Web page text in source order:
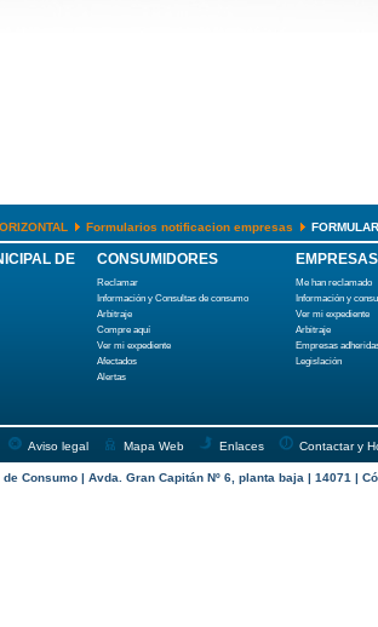
Formularios notificacion empresas
DE
CONSUMIDORES
Reclamar
Información y Consultas de consumo
Arbitraje
Compre aquí
Ver mi expediente
Afectados
Alertas
EMPRESAS
Me han reclamado
Información y
Ver mi expediente
Arbitraje
Empresas
Legislación
Aviso legal Mapa Web Enlaces Contactar y
Consumo | Avda. Gran Capitán Nº 6, planta baja | 14071 |